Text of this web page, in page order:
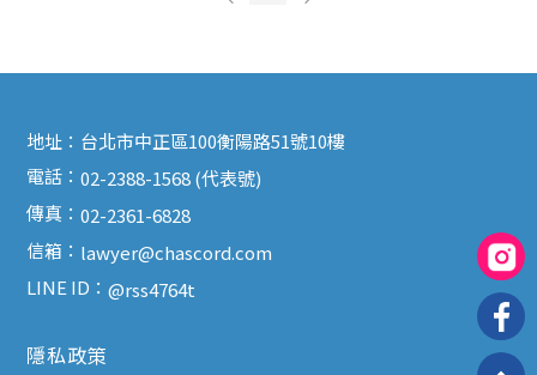
地址： 台北市中正區100衡陽路51號10樓
電話：02-2388-1568 (代表號)
傳真：02-2361-6828
信箱： lawyer@chascord.com
LINE ID：@rss4764t
隱私政策